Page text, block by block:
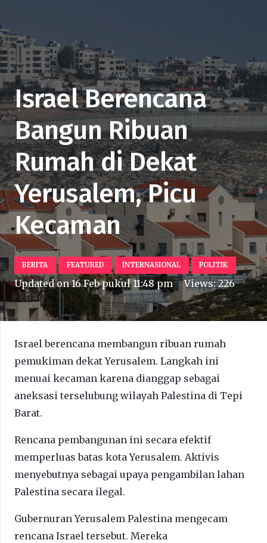
Israel Berencana
Bangun Ribuan
Rumah di Dekat
Yerusalem, Picu
Kecaman
BERITA FEATURED INTERNASIONAL POLITIK
Updated on16 Feb pukul 11:48 pm Views:226
Israel berencana membangun ribuan rumah
pemukiman dekat Yerusalem. Langkah ini
menuai kecaman karena dianggap sebagai
aneksasi terselubung wilayah Palestina di Tepi
Barat.
Rencana pembangunan ini secara efektif
memperluas batas kota Yerusalem. Aktivis
menyebutnya sebagai upaya pengambilan lahan
Palestina secara ilegal.
Gubernuran Yerusalem Palestina mengecam
rencana Israel tersebut. Mereka